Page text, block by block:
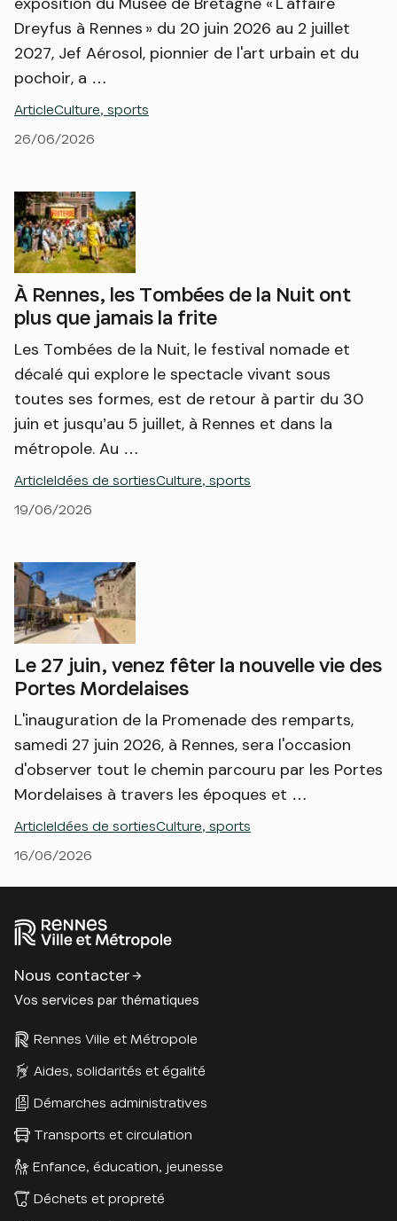
Dreyfus à Rennes » du 20 juin 2026 au 2 juillet
2027, Jef Aérosol, pionnier de l'art urbain et du
pochoir, a …
ArticleCulture, sports
26/06/2026
À Rennes, les Tombées de la Nuit ont
plus que jamais la frite
Les Tombées de la Nuit, le festival nomade et
décalé qui explore le spectacle vivant sous
toutes ses formes, est de retour à partir du 30
juin et jusqu’au 5 juillet, à Rennes et dans la
métropole. Au …
ArticleIdées de sortiesCulture, sports
19/06/2026
Le 27 juin, venez fêter la nouvelle vie des
Portes Mordelaises
L'inauguration de la Promenade des remparts,
samedi 27 juin 2026, à Rennes, sera l'occasion
d'observer tout le chemin parcouru par les Portes
Mordelaises à travers les époques et …
ArticleIdées de sortiesCulture, sports
16/06/2026
Nous contacter
Vos services par thématiques
Rennes Ville et Métropole
Aides, solidarités et égalité
Démarches administratives
Transports et circulation
Enfance, éducation, jeunesse
Déchets et propreté